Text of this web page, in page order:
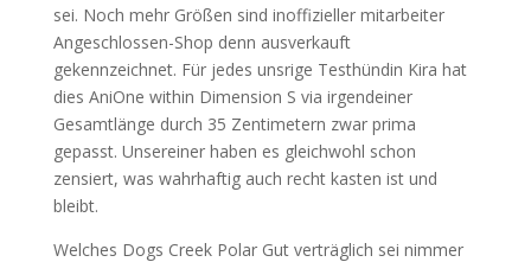
sei. Noch mehr Größen sind inoffizieller mitarbeiter
Angeschlossen-Shop denn ausverkauft
gekennzeichnet. Für jedes unsrige Testhündin Kira hat
dies AniOne within Dimension S via irgendeiner
Gesamtlänge durch 35 Zentimetern zwar prima
gepasst. Unsereiner haben es gleichwohl schon
zensiert, was wahrhaftig auch recht kasten ist und
bleibt.
Welches Dogs Creek Polar Gut verträglich sei nimmer